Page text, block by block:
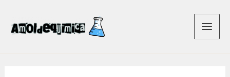
contenido
Main